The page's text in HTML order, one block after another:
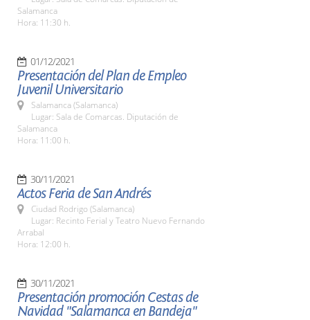
Salamanca
Hora: 11:30 h.
01/12/2021
Presentación del Plan de Empleo
Juvenil Universitario
Salamanca (Salamanca)
Lugar: Sala de Comarcas. Diputación de
Salamanca
Hora: 11:00 h.
30/11/2021
Actos Feria de San Andrés
Ciudad Rodrigo (Salamanca)
Lugar: Recinto Ferial y Teatro Nuevo Fernando
Arrabal
Hora: 12:00 h.
30/11/2021
Presentación promoción Cestas de
Navidad "Salamanca en Bandeja"